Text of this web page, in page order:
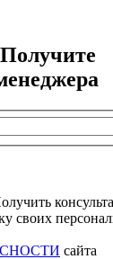
своих
сайта